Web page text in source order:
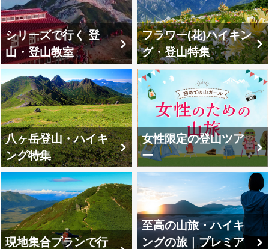
シリーズで行く 登
山・登山教室
フラワー(花)ハイキン
グ・登山特集
八ヶ岳登山・ハイキ
ング特集
女性限定の登山ツア
ー
現地集合プランで行
至高の山旅・ハイキ
ングの旅｜プレミア